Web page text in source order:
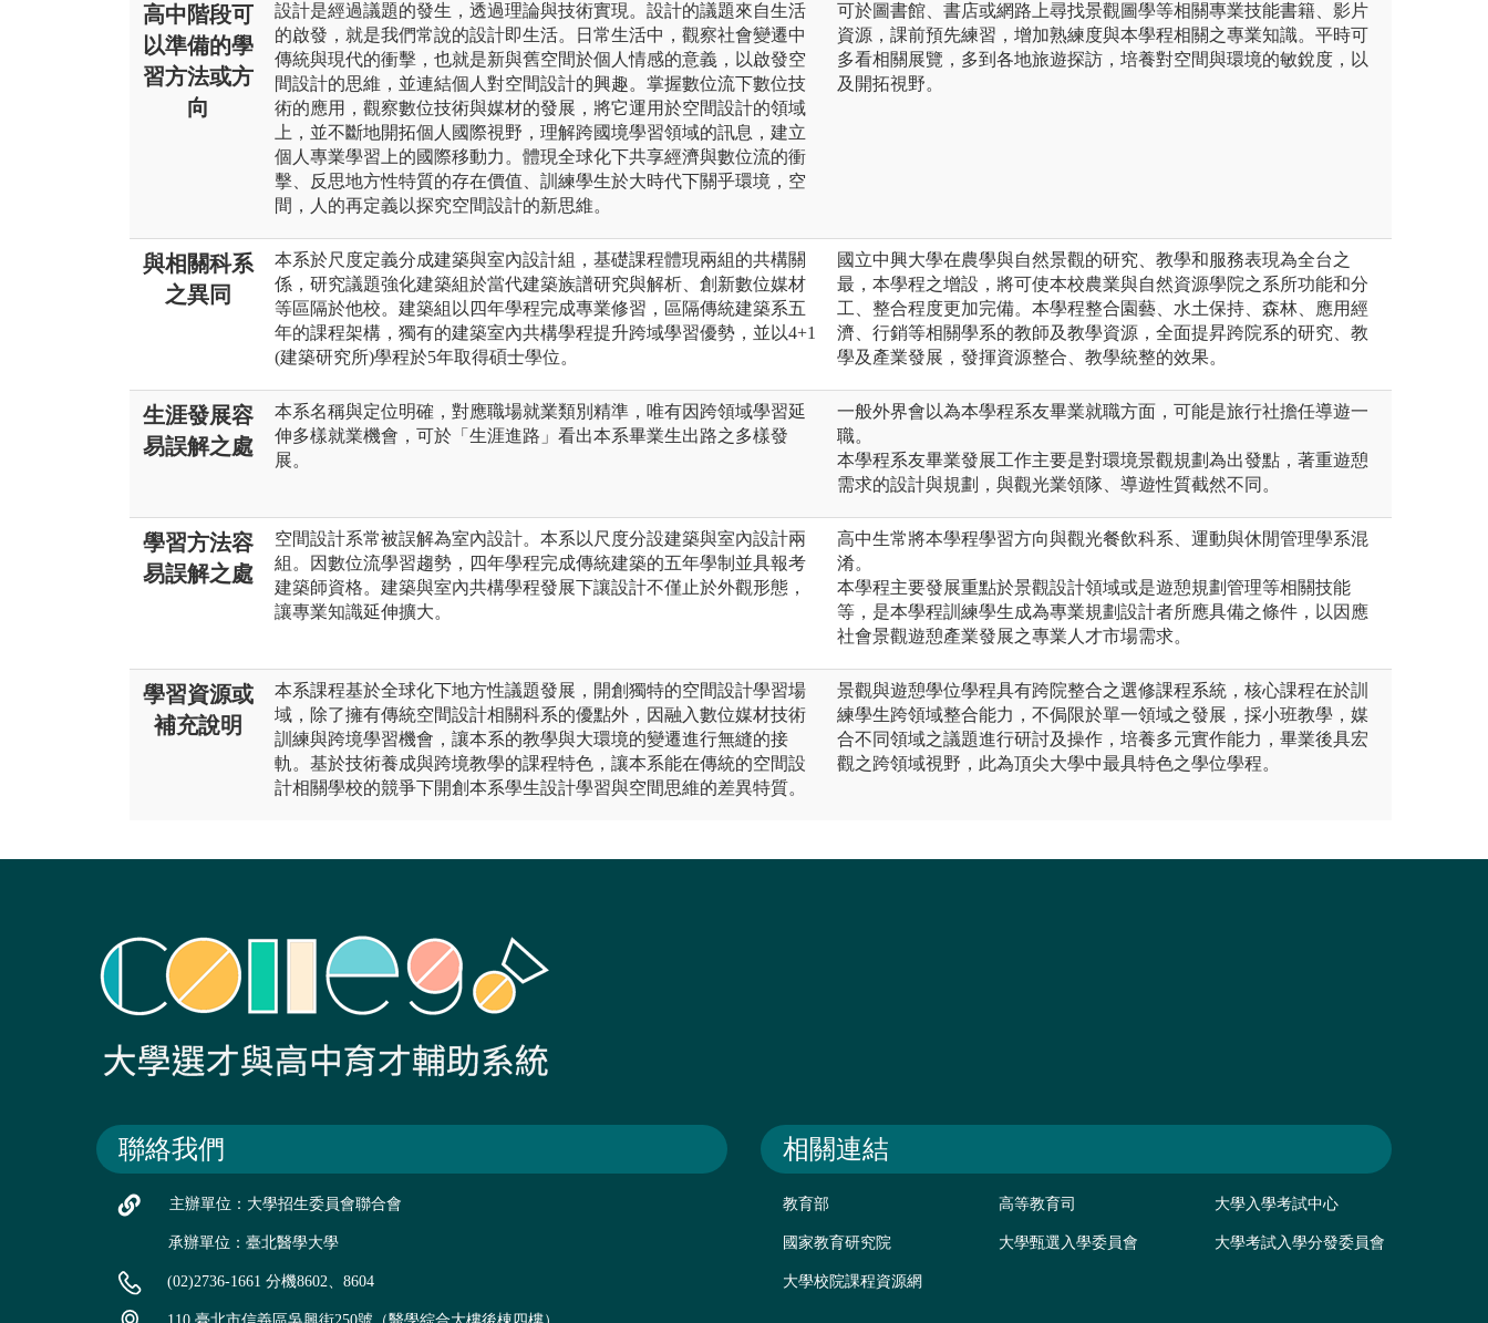
高中階段可
以準備的學
習方法或方
向
設計是經過議題的發生，透過理論與技術實現。設計的議題來自生活
的啟發，就是我們常說的設計即生活。日常生活中，觀察社會變遷中
傳統與現代的衝擊，也就是新與舊空間於個人情感的意義，以啟發空
間設計的思維，並連結個人對空間設計的興趣。掌握數位流下數位技
術的應用，觀察數位技術與媒材的發展，將它運用於空間設計的領域
上，並不斷地開拓個人國際視野，理解跨國境學習領域的訊息，建立
個人專業學習上的國際移動力。體現全球化下共享經濟與數位流的衝
擊、反思地方性特質的存在價值、訓練學生於大時代下關乎環境，空
間，人的再定義以探究空間設計的新思維。
可於圖書館、書店或網路上尋找景觀圖學等相關專業技能書籍、影片
資源，課前預先練習，增加熟練度與本學程相關之專業知識。平時可
多看相關展覽，多到各地旅遊探訪，培養對空間與環境的敏銳度，以
及開拓視野。
與相關科系
之異同
本系於尺度定義分成建築與室內設計組，基礎課程體現兩組的共構關
係，研究議題強化建築組於當代建築族譜研究與解析、創新數位媒材
等區隔於他校。建築組以四年學程完成專業修習，區隔傳統建築系五
年的課程架構，獨有的建築室內共構學程提升跨域學習優勢，並以4+1
(建築研究所)學程於5年取得碩士學位。
國立中興大學在農學與自然景觀的研究、教學和服務表現為全台之
最，本學程之增設，將可使本校農業與自然資源學院之系所功能和分
工、整合程度更加完備。本學程整合園藝、水土保持、森林、應用經
濟、行銷等相關學系的教師及教學資源，全面提昇跨院系的研究、教
學及產業發展，發揮資源整合、教學統整的效果。
生涯發展容
易誤解之處
本系名稱與定位明確，對應職場就業類別精準，唯有因跨領域學習延
伸多樣就業機會，可於「生涯進路」看出本系畢業生出路之多樣發
展。
一般外界會以為本學程系友畢業就職方面，可能是旅行社擔任導遊一
職。
本學程系友畢業發展工作主要是對環境景觀規劃為出發點，著重遊憩
需求的設計與規劃，與觀光業領隊、導遊性質截然不同。
學習方法容
易誤解之處
空間設計系常被誤解為室內設計。本系以尺度分設建築與室內設計兩
組。因數位流學習趨勢，四年學程完成傳統建築的五年學制並具報考
建築師資格。建築與室內共構學程發展下讓設計不僅止於外觀形態，
讓專業知識延伸擴大。
高中生常將本學程學習方向與觀光餐飲科系、運動與休閒管理學系混
淆。
本學程主要發展重點於景觀設計領域或是遊憩規劃管理等相關技能
等，是本學程訓練學生成為專業規劃設計者所應具備之條件，以因應
社會景觀遊憩產業發展之專業人才市場需求。
學習資源或
補充說明
本系課程基於全球化下地方性議題發展，開創獨特的空間設計學習場
域，除了擁有傳統空間設計相關科系的優點外，因融入數位媒材技術
訓練與跨境學習機會，讓本系的教學與大環境的變遷進行無縫的接
軌。基於技術養成與跨境教學的課程特色，讓本系能在傳統的空間設
計相關學校的競爭下開創本系學生設計學習與空間思維的差異特質。
景觀與遊憩學位學程具有跨院整合之選修課程系統，核心課程在於訓
練學生跨領域整合能力，不侷限於單一領域之發展，採小班教學，媒
合不同領域之議題進行研討及操作，培養多元實作能力，畢業後具宏
觀之跨領域視野，此為頂尖大學中最具特色之學位學程。
聯絡我們
主辦單位：大學招生委員會聯合會
承辦單位：臺北醫學大學
(02)2736-1661 分機8602、8604
相關連結
教育部 高等教育司 大學入學考試中心
國家教育研究院 大學甄選入學委員會 大學考試入學分發委員會
大學校院課程資源網